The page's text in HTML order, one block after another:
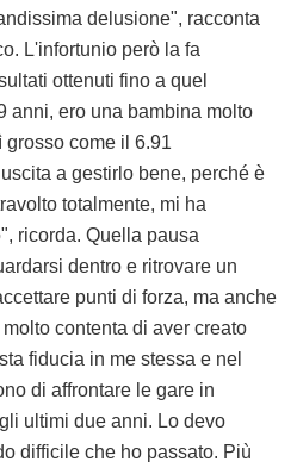
delusione", racconta
L'infortunio però la fa
ottenuti fino a quel
anni, ero una bambina molto
grosso come il 6.91
a gestirlo bene, perché è
totalmente, mi ha
ricorda. Quella pausa
dentro e ritrovare un
punti di forza, ma anche
contenta di aver creato
fiducia in me stessa e nel
di affrontare le gare in
ultimi due anni. Lo devo
difficile che ho passato. Più